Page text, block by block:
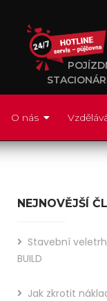
O nás
NEJNOVĚJŠÍ
Stavební veletrh
BUILD
Jak zkrotit